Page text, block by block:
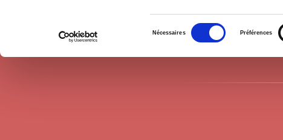
consentement
Nécessaires Préférences